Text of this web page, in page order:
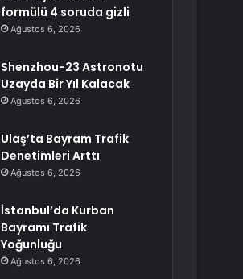
formülü 4 soruda gizli
Ağustos 6, 2026
Shenzhou-23 Astronotu
Uzayda Bir Yıl Kalacak
Ağustos 6, 2026
Ulaş’ta Bayram Trafik
Denetimleri Arttı
Ağustos 6, 2026
İstanbul’da Kurban
Bayramı Trafik
Yoğunluğu
Ağustos 6, 2026